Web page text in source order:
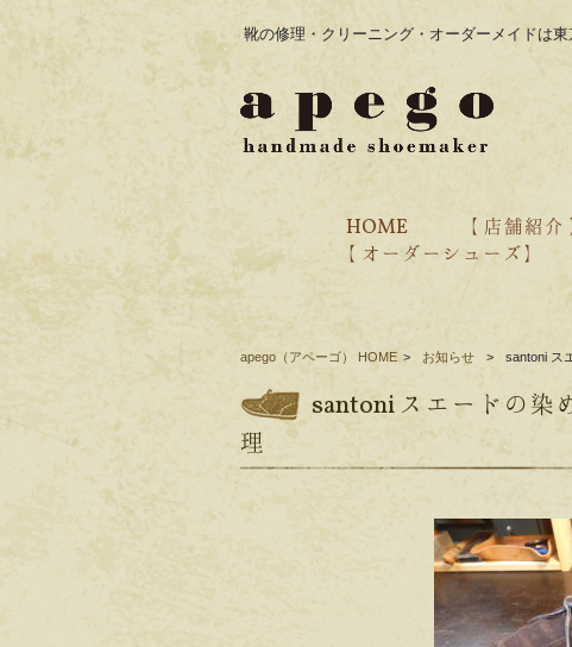
靴の修理・クリーニング・オーダーメイドは
HOME 【 店舗紹介
【 オーダーシューズ】
apego（アペーゴ） HOME > お知らせ > santoni ス
santoni スエードの染
理